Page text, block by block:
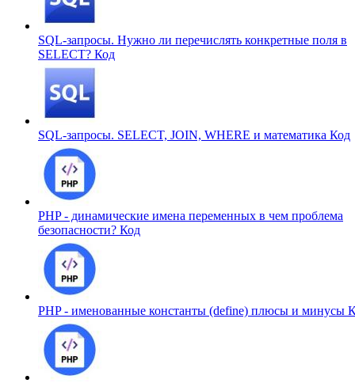
SQL-запросы. Нужно ли перечислять конкретные поля в
SELECT? Код
SQL-запросы. SELECT, JOIN, WHERE и математика Код
PHP - динамические имена переменных в чем проблема
безопасности? Код
PHP - именованные константы (define) плюсы и минусы